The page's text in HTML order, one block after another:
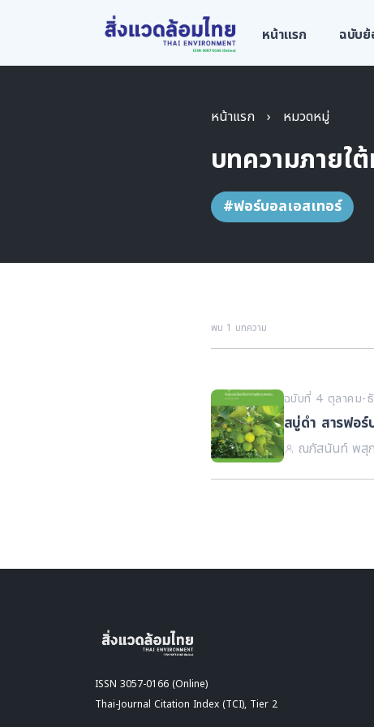
หน้าแรก ฉบับ
หน้าแรก › หมวดหมู่
บทความภายใ
#ฟอร์บอลเอสเทอร์
พบ 1 บทความ
ฉบับที่ 4 ตุลาคม-
สบู่ดำ สารฟอร์
ณภัสนันท์ พสุก
ISSN 3057-0166 (Online)
Thai-Journal Citation Index (TCI), Tier 2